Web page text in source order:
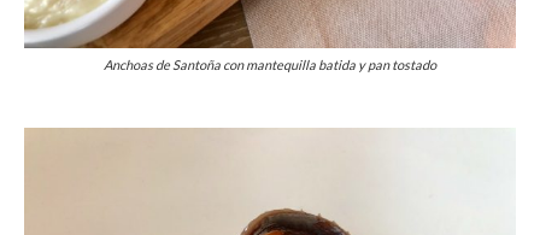
Anchoas de Santoña con mantequilla batida y pan tostado